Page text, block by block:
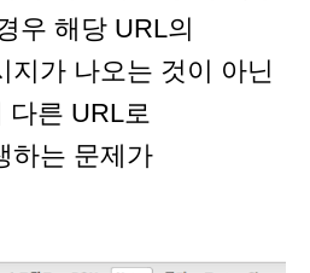
우 해당 URL의
지가 나오는 것이 아닌
다른 URL로
하는 문제가